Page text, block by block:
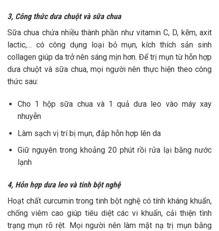
3, Công thức dưa chuột và sữa chua
Sữa chua chứa nhiều thành phần như vitamin C, D, kẽm, axit
lactic,… có công dụng loại bỏ mụn, kích thích sản sinh
collagen giúp da trở nên sáng mịn hơn. Để trị mụn từ hỗn hợp
dưa chuột và sữa chua, mọi người nên thực hiện theo công
thức sau:
Cho 1 hộp sữa chua và 1 quả dưa leo vào máy xay
nhuyễn
Làm sạch vị trí bị mụn, đắp hỗn hợp lên da
Giữ nguyên trong khoảng 20 phút rồi rửa lại bằng nước
lạnh
4, Hỗn hợp dưa leo và tinh bột nghệ
Hoạt chất curcumin trong tinh bột nghệ có tính kháng khuẩn,
chống viêm cao giúp tiêu diệt các vi khuẩn, cải thiện tình
trạng mụn rõ rệt. Mọi người nên làm mặt nạ trị mụn bằng